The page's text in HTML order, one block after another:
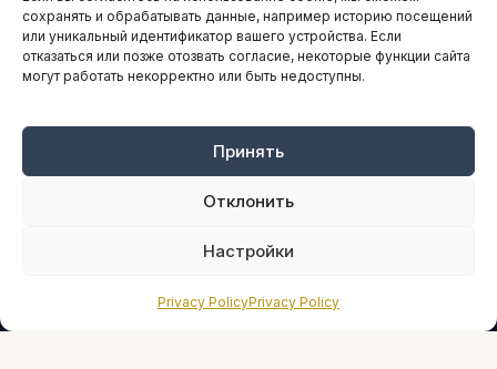
сохранять и обрабатывать данные, например историю посещений
или уникальный идентификатор вашего устройства. Если
отказаться или позже отозвать согласие, некоторые функции сайта
могут работать некорректно или быть недоступны.
Принять
Отклонить
Настройки
Privacy PolicyPrivacy Policy
ARTICLES IN ENGLISH
НАВИГАЦИЯ
Оплата онлайн